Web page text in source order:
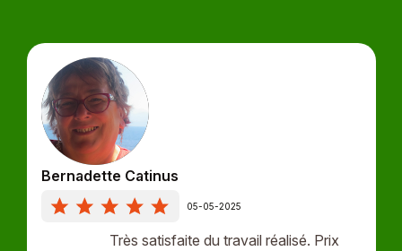
Bernadette Catinus
05-05-2025
Très satisfaite du travail réalisé. Prix